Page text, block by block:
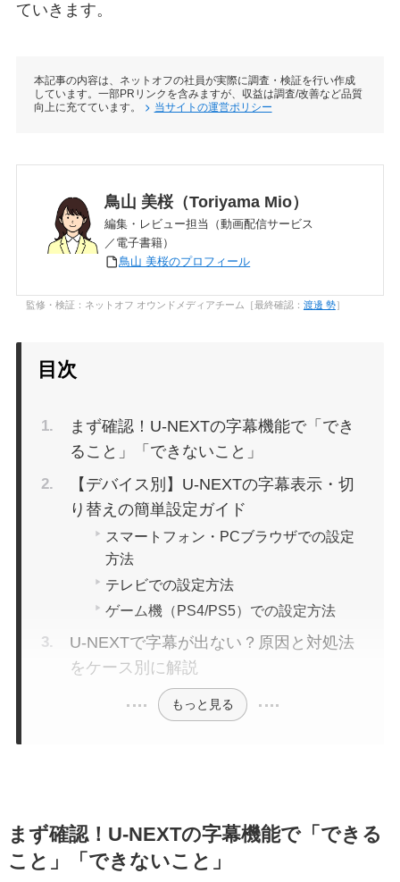
ていきます。
本記事の内容は、ネットオフの社員が実際に調査・検証を行い作成
しています。一部PRリンクを含みますが、収益は調査/改善など品質
向上に充てています。
当サイトの運営ポリシー
鳥山 美桜（Toriyama Mio）
編集・レビュー担当（動画配信サービス
／電子書籍）
鳥山 美桜のプロフィール
監修・検証：ネットオフ オウンドメディアチーム［最終確認： 渡邊 勢］
目次
まず確認！U-NEXTの字幕機能で「でき
ること」「できないこと」
【デバイス別】U-NEXTの字幕表示・切
り替えの簡単設定ガイド
スマートフォン・PCブラウザでの設定
方法
テレビでの設定方法
ゲーム機（PS4/PS5）での設定方法
U-NEXTで字幕が出ない？原因と対処法
をケース別に解説
もっと見る
まず確認！U-NEXTの字幕機能で「できる
こと」「できないこと」